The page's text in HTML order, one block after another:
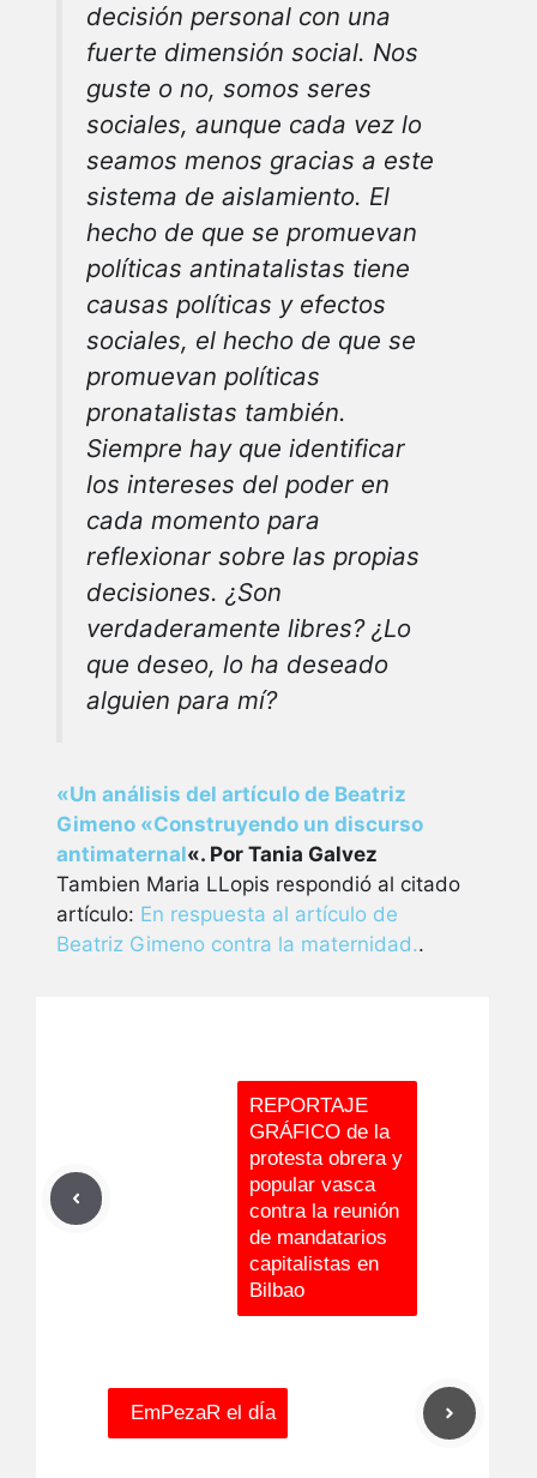
decisión personal con una
fuerte dimensión social. Nos
guste o no, somos seres
sociales, aunque cada vez lo
seamos menos gracias a este
sistema de aislamiento. El
hecho de que se promuevan
políticas antinatalistas tiene
causas políticas y efectos
sociales, el hecho de que se
promuevan políticas
pronatalistas también.
Siempre hay que identificar
los intereses del poder en
cada momento para
reflexionar sobre las propias
decisiones. ¿Son
verdaderamente libres? ¿Lo
que deseo, lo ha deseado
alguien para mí?
«Un análisis del artículo de Beatriz
Gimeno «Construyendo un discurso
antimaternal«. Por Tania Galvez
Tambien Maria LLopis respondió al citado
artículo: En respuesta al artículo de
Beatriz Gimeno contra la maternidad..
REPORTAJE
GRÁFICO de la
protesta obrera y
popular vasca
contra la reunión
de mandatarios
capitalistas en
Bilbao
EmPezaR el dÍa